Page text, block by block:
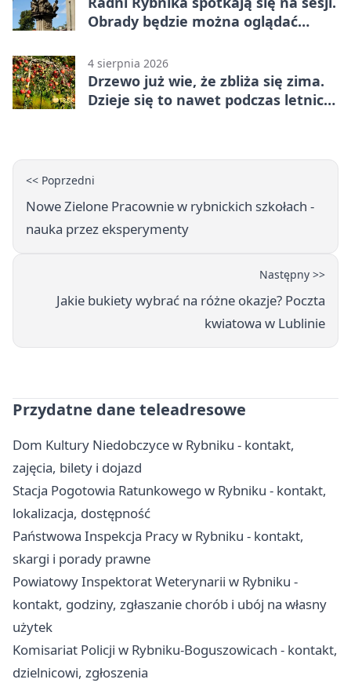
Obrady będzie można oglądać
4 sierpnia 2026
Drzewo już wie, że zbliża się zima.
Dzieje się to nawet podczas letnich
<< Poprzedni
Nowe Zielone Pracownie w rybnickich szkołach -
nauka przez eksperymenty
Następny >>
Jakie bukiety wybrać na różne okazje? Poczta
kwiatowa w Lublinie
Przydatne dane teleadresowe
Dom Kultury Niedobczyce w Rybniku - kontakt,
zajęcia, bilety i dojazd
Stacja Pogotowia Ratunkowego w Rybniku - kontakt,
lokalizacja, dostępność
Państwowa Inspekcja Pracy w Rybniku - kontakt,
skargi i porady prawne
Powiatowy Inspektorat Weterynarii w Rybniku -
kontakt, godziny, zgłaszanie chorób i ubój na własny
użytek
Komisariat Policji w Rybniku-Boguszowicach - kontakt,
dzielnicowi, zgłoszenia